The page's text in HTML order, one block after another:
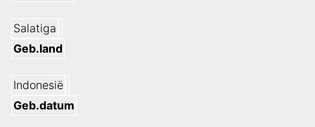
Salatiga
Geb.land
Indonesië
Geb.datum